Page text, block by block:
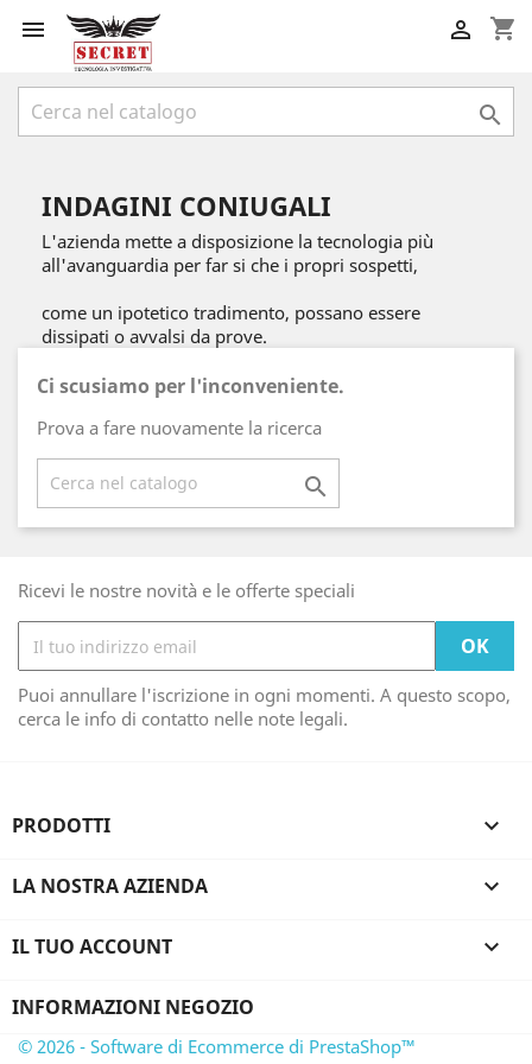
 shopping_cart


INDAGINI CONIUGALI
L'azienda mette a disposizione la tecnologia più
all'avanguardia per far si che i propri sospetti,
come un ipotetico tradimento, possano essere
dissipati o avvalsi da prove.
Ci scusiamo per l'inconveniente.
Prova a fare nuovamente la ricerca

Ricevi le nostre novità e le offerte speciali
Puoi annullare l'iscrizione in ogni momenti. A questo scopo,
cerca le info di contatto nelle note legali.
PRODOTTI 
LA NOSTRA AZIENDA 
IL TUO ACCOUNT 
INFORMAZIONI NEGOZIO
© 2026 - Software di Ecommerce di PrestaShop™